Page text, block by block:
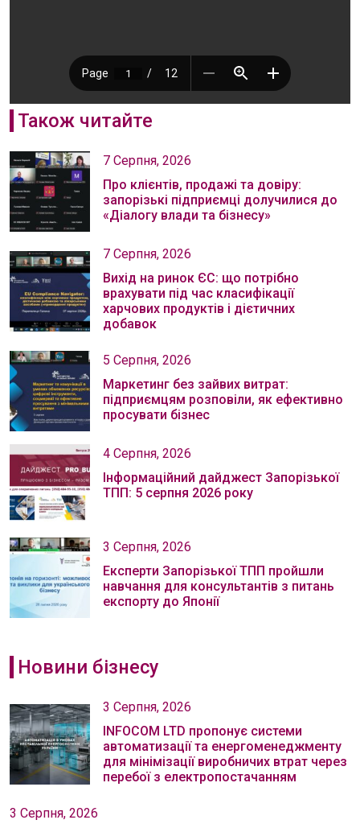
Також читайте
7 Серпня, 2026
Про клієнтів, продажі та довіру:
запорізькі підприємці долучилися до
«Діалогу влади та бізнесу»
7 Серпня, 2026
Вихід на ринок ЄС: що потрібно
врахувати під час класифікації
харчових продуктів і дієтичних
добавок
5 Серпня, 2026
Маркетинг без зайвих витрат:
підприємцям розповіли, як ефективно
просувати бізнес
4 Серпня, 2026
Інформаційний дайджест Запорізької
ТПП: 5 серпня 2026 року
3 Серпня, 2026
Експерти Запорізької ТПП пройшли
навчання для консультантів з питань
експорту до Японії
Новини бізнесу
3 Серпня, 2026
INFOCOM LTD пропонує системи
автоматизації та енергоменеджменту
для мінімізації виробничих втрат через
перебої з електропостачанням
3 Серпня, 2026